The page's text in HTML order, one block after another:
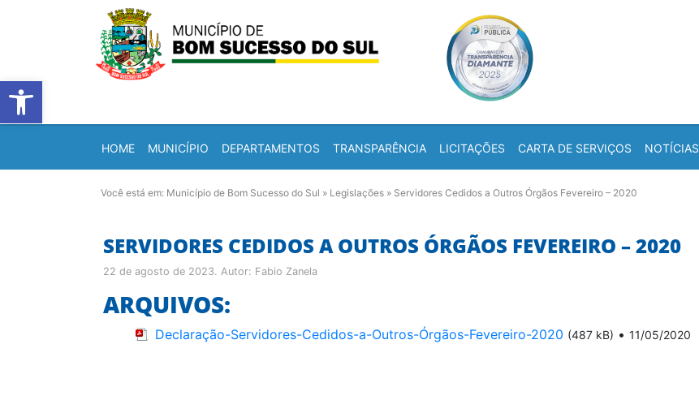
Barra de Ferramentas Aberta
HOME MUNICÍPIO DEPARTAMENTOS TRANSPARÊNCIA LICITAÇÕES CARTA DE SERVIÇOS NOTÍCIAS
Você está em: Município de Bom Sucesso do Sul » Legislações » Servidores Cedidos a Outros Órgãos Fevereiro – 2020
SERVIDORES CEDIDOS A OUTROS ÓRGÃOS FEVEREIRO – 2020
22 de agosto de 2023. Autor: Fabio Zanela
ARQUIVOS:
Declaração-Servidores-Cedidos-a-Outros-Órgãos-Fevereiro-2020 (487 kB) • 11/05/2020